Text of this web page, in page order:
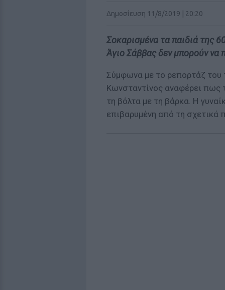
Δημοσίευση 11/8/2019 | 20:20
Σοκαρισμένα τα παιδιά της
Άγιο Σάββας δεν μπορούν να
Σύμφωνα με το ρεπορτάζ του
Κωνσταντίνος αναφέρει πως
τη βόλτα με τη βάρκα. Η
επιβαρυμένη από τη